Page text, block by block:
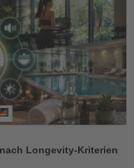
Longevity-Kriterien